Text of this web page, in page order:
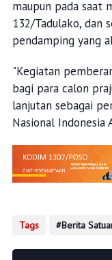
maupun pada saat
132/Tadulako, dan
pendamping yang
"Kegiatan
bagi para calon
lanjutan sebagai
Nasional Indonesia
Tags Berita